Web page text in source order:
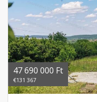
47 690 000 Ft
€131 367